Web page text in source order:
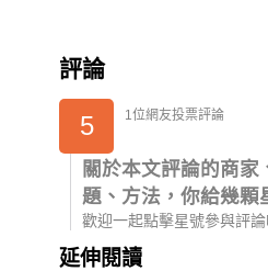
評論
5 1位網友投票評論
關於本文評論的商家
題、方法，你給幾顆
歡迎一起點擊星號參與評論
延伸閱讀